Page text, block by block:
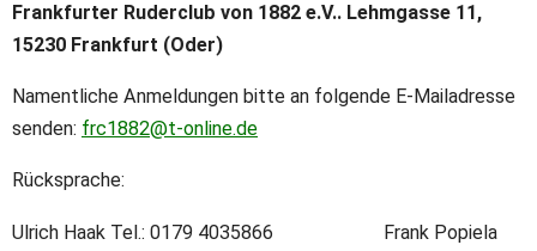
Frankfurter Ruderclub von 1882 e.V.. Lehmgasse 11,
15230 Frankfurt (Oder)
Namentliche Anmeldungen bitte an folgende E-Mailadresse
senden: frc1882@t-online.de
Rücksprache:
Ulrich Haak Tel.: 0179 4035866 Frank Popiela